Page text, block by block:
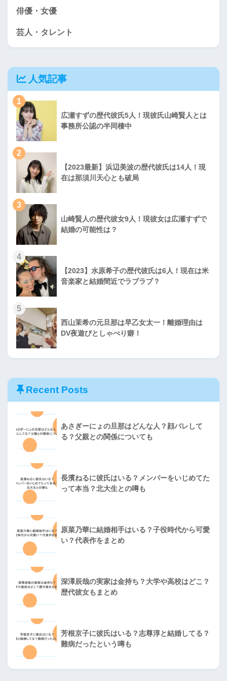
俳優・女優
芸人・タレント
人気記事
1
広瀬すずの歴代彼氏5人！現彼氏山崎賢人とは
事務所公認の半同棲中
2
【2023最新】浜辺美波の歴代彼氏は14人！現
在は那須川天心とも破局
3
山崎賢人の歴代彼女9人！現彼女は広瀬すずで
結婚の可能性は？
4
【2023】水原希子の歴代彼氏は6人！現在は米
音楽家と結婚間近でラブラブ？
5
西山茉希の元旦那は早乙女太一！離婚理由は
DV夜遊びとしゃべり癖！
Recent Posts
あさぎーにょの旦那はどんな人？顔バレして
る？父親との関係についても
長濱ねるに彼氏はいる？メンバーをいじめてた
って本当？北大生との噂も
原菜乃華に結婚相手はいる？子役時代から可愛
い？代表作をまとめ
深澤辰哉の実家は金持ち？大学や高校はどこ？
歴代彼女もまとめ
芳根京子に彼氏はいる？志尊淳と結婚してる？
難病だったという噂も